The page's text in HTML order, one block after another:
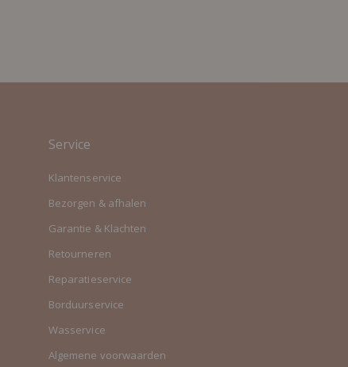
Service
Klantenservice
Bezorgen & afhalen
Garantie & Klachten
Retourneren
Reparatieservice
Borduurservice
Wasservice
Algemene voorwaarden